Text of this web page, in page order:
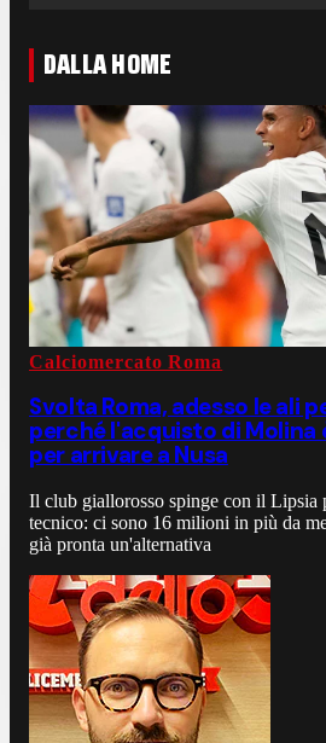
DALLA HOME
Calciomercato Roma
Svolta Roma, adesso le ali
perché l'acquisto di Molina
per arrivare a Nusa
Il club giallorosso spinge con il Lipsia
tecnico: ci sono 16 milioni in più da
già pronta un'alternativa